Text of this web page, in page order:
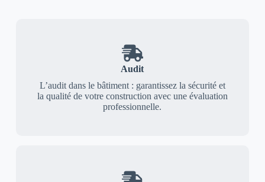
Audit
L’audit dans le bâtiment : garantissez la sécurité et
la qualité de votre construction avec une évaluation
professionnelle.